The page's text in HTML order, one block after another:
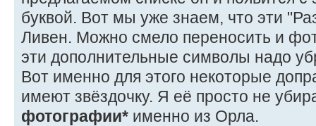
буквой. Вот мы уже знаем, что эти
Ливен. Можно смело переносить и
эти дополнительные символы надо
Вот именно для этого некоторые
имеют звёздочку. Я её просто не
фотографии* именно из Орла.